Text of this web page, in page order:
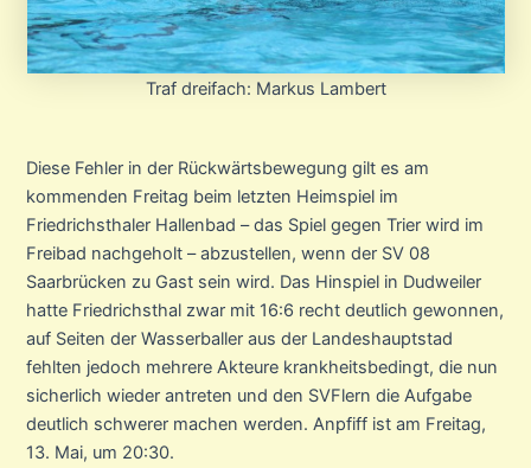
Traf dreifach: Markus Lambert
Diese Fehler in der Rückwärtsbewegung gilt es am
kommenden Freitag beim letzten Heimspiel im
Friedrichsthaler Hallenbad – das Spiel gegen Trier wird im
Freibad nachgeholt – abzustellen, wenn der SV 08
Saarbrücken zu Gast sein wird. Das Hinspiel in Dudweiler
hatte Friedrichsthal zwar mit 16:6 recht deutlich gewonnen,
auf Seiten der Wasserballer aus der Landeshauptstad
fehlten jedoch mehrere Akteure krankheitsbedingt, die nun
sicherlich wieder antreten und den SVFlern die Aufgabe
deutlich schwerer machen werden. Anpfiff ist am Freitag,
13. Mai, um 20:30.